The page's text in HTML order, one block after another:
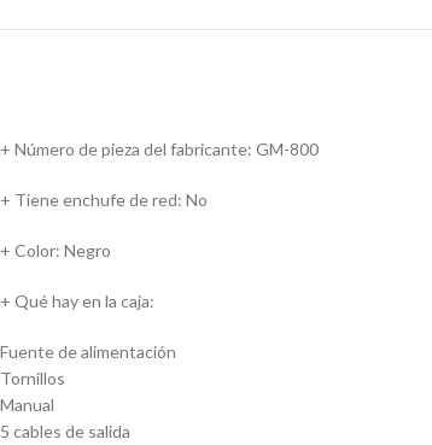
+ Número de pieza del fabricante: GM-800
+ Tiene enchufe de red: No
+ Color: Negro
+ Qué hay en la caja:
Fuente de alimentación
Tornillos
Manual
5 cables de salida